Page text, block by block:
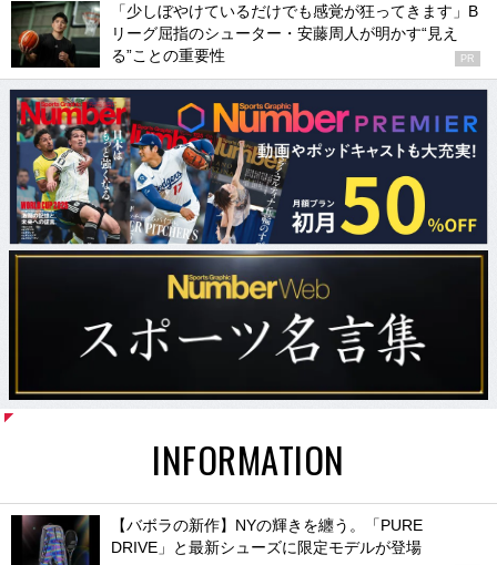
「少しぼやけているだけでも感覚が狂ってきます」B
リーグ屈指のシューター・安藤周人が明かす“見え
る”ことの重要性
PR
INFORMATION
【バボラの新作】NYの輝きを纏う。「PURE
DRIVE」と最新シューズに限定モデルが登場